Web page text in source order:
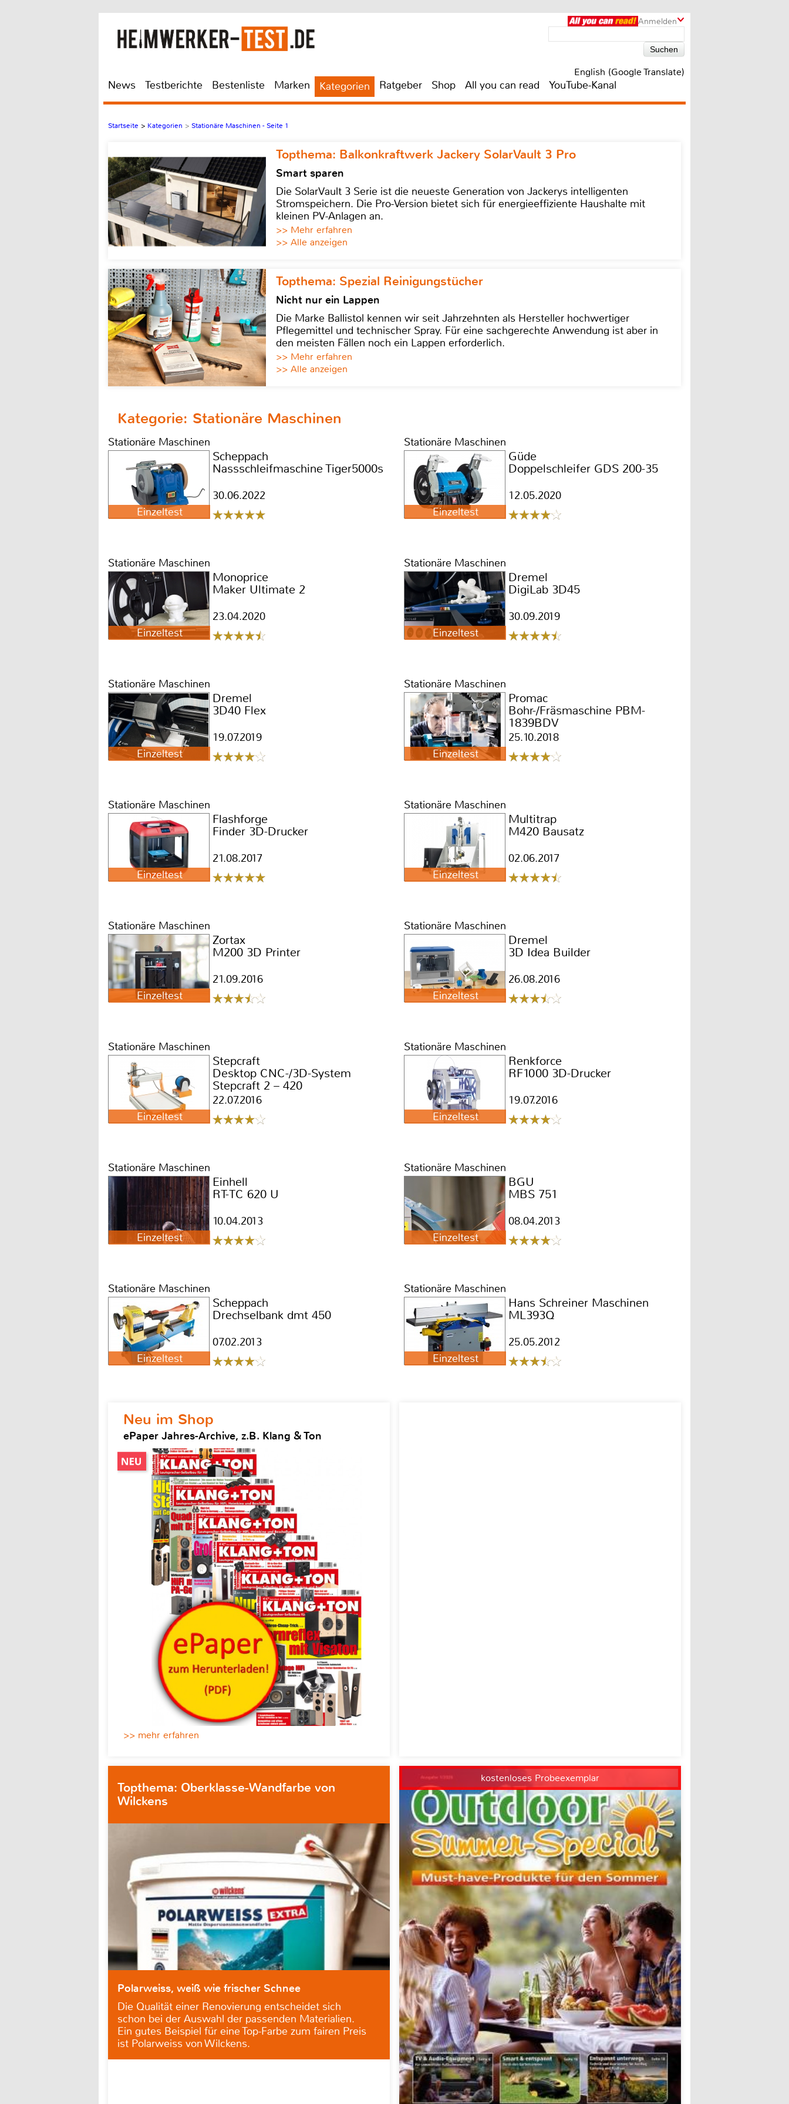
Anmelden
English (Google Translate)
News Testberichte Bestenliste Marken Kategorien Ratgeber Shop All you can read YouTube-Kanal
Startseite > Kategorien > Stationäre Maschinen - Seite 1
Topthema: Balkonkraftwerk Jackery SolarVault 3 Pro
Smart sparen
Die SolarVault 3 Serie ist die neueste Generation von Jackerys intelligenten
Stromspeichern. Die Pro-Version bietet sich für energieeffiziente Haushalte mit
kleinen PV-Anlagen an.
>> Mehr erfahren
>> Alle anzeigen
Topthema: Spezial Reinigungstücher
Nicht nur ein Lappen
Die Marke Ballistol kennen wir seit Jahrzehnten als Hersteller hochwertiger
Pflegemittel und technischer Spray. Für eine sachgerechte Anwendung ist aber in
den meisten Fällen noch ein Lappen erforderlich.
>> Mehr erfahren
>> Alle anzeigen
Kategorie: Stationäre Maschinen
Stationäre Maschinen
Einzeltest
Scheppach
Nassschleifmaschine Tiger5000s
30.06.2022
Stationäre Maschinen
Einzeltest
Güde
Doppelschleifer GDS 200-35
12.05.2020
Stationäre Maschinen
Einzeltest
Monoprice
Maker Ultimate 2
23.04.2020
Stationäre Maschinen
Einzeltest
Dremel
DigiLab 3D45
30.09.2019
Stationäre Maschinen
Einzeltest
Dremel
3D40 Flex
19.07.2019
Stationäre Maschinen
Einzeltest
Promac
Bohr-/Fräsmaschine PBM-
1839BDV
25.10.2018
Stationäre Maschinen
Einzeltest
Flashforge
Finder 3D-Drucker
21.08.2017
Stationäre Maschinen
Einzeltest
Multitrap
M420 Bausatz
02.06.2017
Stationäre Maschinen
Einzeltest
Zortax
M200 3D Printer
21.09.2016
Stationäre Maschinen
Einzeltest
Dremel
3D Idea Builder
26.08.2016
Stationäre Maschinen
Einzeltest
Stepcraft
Desktop CNC-/3D-System
Stepcraft 2 – 420
22.07.2016
Stationäre Maschinen
Einzeltest
Renkforce
RF1000 3D-Drucker
19.07.2016
Stationäre Maschinen
Einzeltest
Einhell
RT-TC 620 U
10.04.2013
Stationäre Maschinen
Einzeltest
BGU
MBS 751
08.04.2013
Stationäre Maschinen
Einzeltest
Scheppach
Drechselbank dmt 450
07.02.2013
Stationäre Maschinen
Einzeltest
Hans Schreiner Maschinen
ML393Q
25.05.2012
Neu im Shop
ePaper Jahres-Archive, z.B. Klang & Ton
>> mehr erfahren
Topthema: Oberklasse-Wandfarbe von
Wilckens
Polarweiss, weiß wie frischer Schnee
Die Qualität einer Renovierung entscheidet sich
schon bei der Auswahl der passenden Materialien.
Ein gutes Beispiel für eine Top-Farbe zum fairen Preis
ist Polarweiss von Wilckens.
kostenloses Probeexemplar